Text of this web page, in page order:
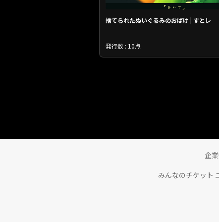
捨てられたぬいぐるみのおばけ | すとレ
発行数 : 10点
企
みんなのチケット